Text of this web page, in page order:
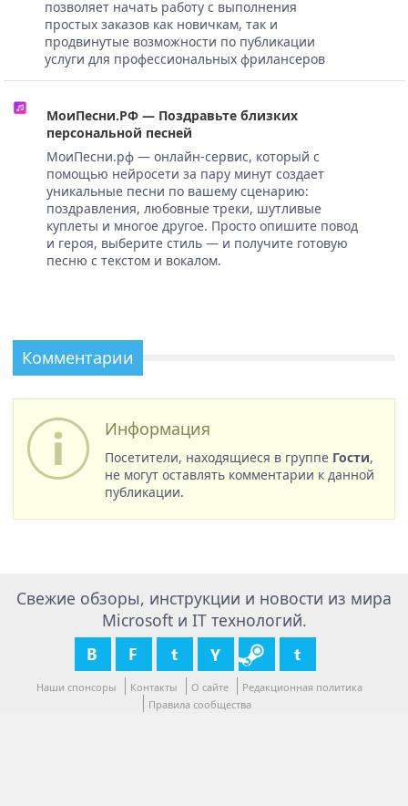
позволяет начать работу с выполнения
простых заказов как новичкам, так и
продвинутые возможности по публикации
услуги для профессиональных фрилансеров
МоиПесни.РФ — Поздравьте близких
персональной песней
МоиПесни.рф — онлайн-сервис, который с
помощью нейросети за пару минут создает
уникальные песни по вашему сценарию:
поздравления, любовные треки, шутливые
куплеты и многое другое. Просто опишите повод
и героя, выберите стиль — и получите готовую
песню с текстом и вокалом.
Комментарии
Информация
Посетители, находящиеся в группе Гости,
не могут оставлять комментарии к данной
публикации.
Свежие обзоры, инструкции и новости из мира
Microsoft и IT технологий.
Наши спонсоры Контакты О сайте
Редакционная политика
Правила сообщества